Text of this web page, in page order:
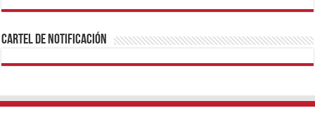
1xbetBetturkeyBetistKralbetSupertotobetTipobetMatadorbetMariobet
https://mvbcasino.com/
Cartel de Notificación